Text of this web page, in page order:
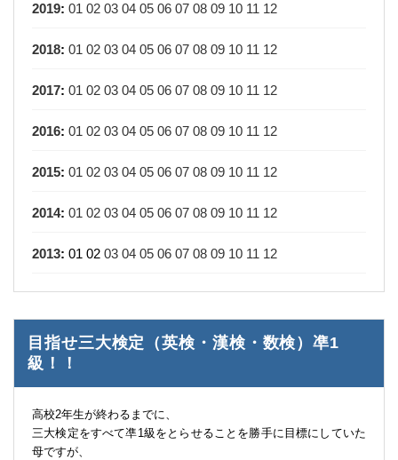
2019: 01 02 03 04 05 06 07 08 09 10 11 12
2018: 01 02 03 04 05 06 07 08 09 10 11 12
2017: 01 02 03 04 05 06 07 08 09 10 11 12
2016: 01 02 03 04 05 06 07 08 09 10 11 12
2015: 01 02 03 04 05 06 07 08 09 10 11 12
2014: 01 02 03 04 05 06 07 08 09 10 11 12
2013: 01 02 03 04 05 06 07 08 09 10 11 12
目指せ三大検定（英検・漢検・数検）凖1
級！！
高校2年生が終わるまでに、
三大検定をすべて凖1級をとらせることを勝手に目標にしていた
母ですが、